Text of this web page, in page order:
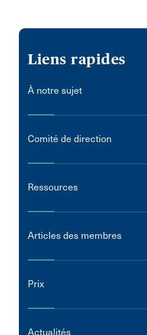
Liens rapides
À notre sujet
Comité de direction
Ressources
Articles des membres
Prix
Actualités